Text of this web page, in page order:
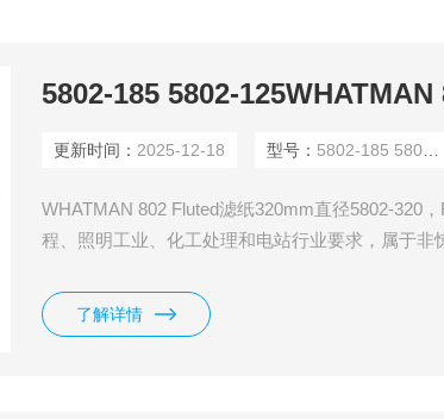
更新时间： 2025-12-18 型号： 5802-185 5802-125
WHATMAN 802 Fluted滤纸320mm直径5802-320
程、照明工业、化工处理和电站行业要求，属于非
了解详情